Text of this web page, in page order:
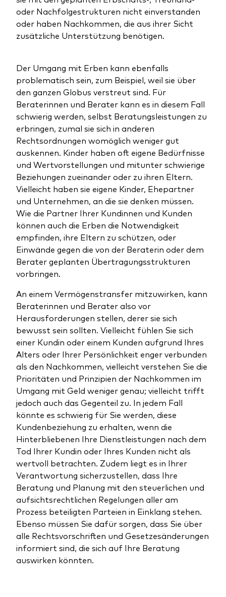
oder Nachfolgestrukturen nicht einverstanden
oder haben Nachkommen, die aus ihrer Sicht
zusätzliche Unterstützung benötigen.
Der Umgang mit Erben kann ebenfalls
problematisch sein, zum Beispiel, weil sie über
den ganzen Globus verstreut sind. Für
Beraterinnen und Berater kann es in diesem Fall
schwierig werden, selbst Beratungsleistungen zu
erbringen, zumal sie sich in anderen
Rechtsordnungen womöglich weniger gut
auskennen. Kinder haben oft eigene Bedürfnisse
und Wertvorstellungen und mitunter schwierige
Beziehungen zueinander oder zu ihren Eltern.
Vielleicht haben sie eigene Kinder, Ehepartner
und Unternehmen, an die sie denken müssen.
Wie die Partner Ihrer Kundinnen und Kunden
können auch die Erben die Notwendigkeit
empfinden, ihre Eltern zu schützen, oder
Einwände gegen die von der Beraterin oder dem
Berater geplanten Übertragungsstrukturen
vorbringen.
An einem Vermögenstransfer mitzuwirken, kann
Beraterinnen und Berater also vor
Herausforderungen stellen, derer sie sich
bewusst sein sollten. Vielleicht fühlen Sie sich
einer Kundin oder einem Kunden aufgrund Ihres
Alters oder Ihrer Persönlichkeit enger verbunden
als den Nachkommen, vielleicht verstehen Sie die
Prioritäten und Prinzipien der Nachkommen im
Umgang mit Geld weniger genau; vielleicht trifft
jedoch auch das Gegenteil zu. In jedem Fall
könnte es schwierig für Sie werden, diese
Kundenbeziehung zu erhalten, wenn die
Hinterbliebenen Ihre Dienstleistungen nach dem
Tod Ihrer Kundin oder Ihres Kunden nicht als
wertvoll betrachten. Zudem liegt es in Ihrer
Verantwortung sicherzustellen, dass Ihre
Beratung und Planung mit den steuerlichen und
aufsichtsrechtlichen Regelungen aller am
Prozess beteiligten Parteien in Einklang stehen.
Ebenso müssen Sie dafür sorgen, dass Sie über
alle Rechtsvorschriften und Gesetzesänderungen
informiert sind, die sich auf Ihre Beratung
auswirken könnten.